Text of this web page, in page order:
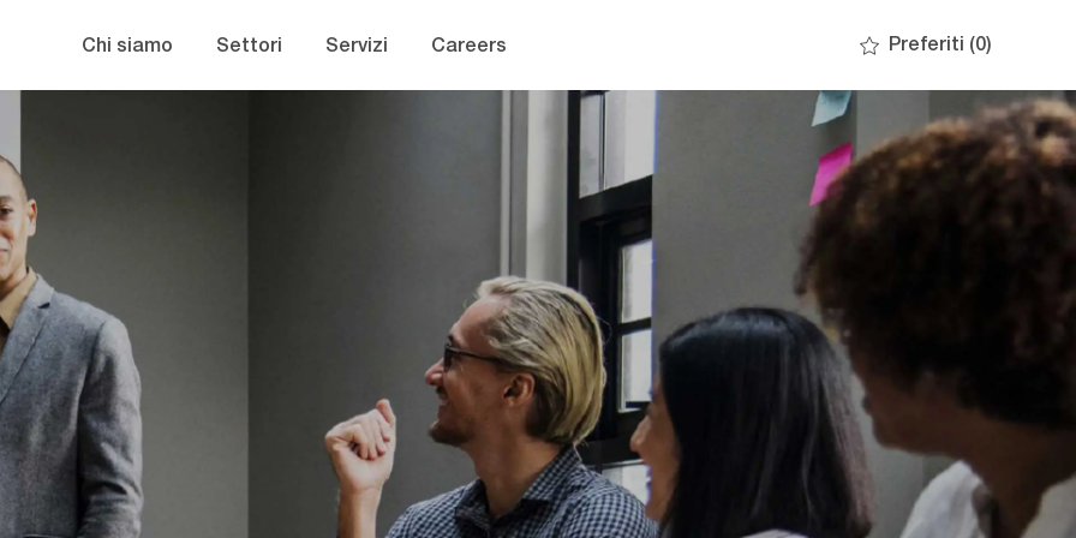
Chi siamo
Settori Servizi Careers Preferiti (0)